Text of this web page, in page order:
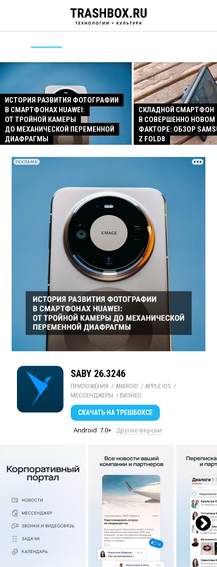
ИСТОРИЯ РАЗВИТИЯ ФОТОГРАФИИ
В СМАРТФОНАХ HUAWEI:
ОТ ТРОЙНОЙ КАМЕРЫ
ДО МЕХАНИЧЕСКОЙ ПЕРЕМЕННОЙ
ДИАФРАГМЫ
СКЛАДНОЙ СМАРТФОН
В СОВЕРШЕННО
ФАКТОРЕ: ОБЗОР
Z FOLD8
РЕКЛАМА
SABY 26.3246
ПРИЛОЖЕНИЯ / ANDROID / APPLE IOS /
МЕССЕНДЖЕРЫ / БИЗНЕС
СКАЧАТЬ НА ТРЕШБОКСЕ
Android 7.0+ Другие версии